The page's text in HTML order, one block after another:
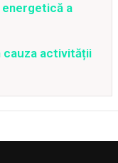
a
cauza activității